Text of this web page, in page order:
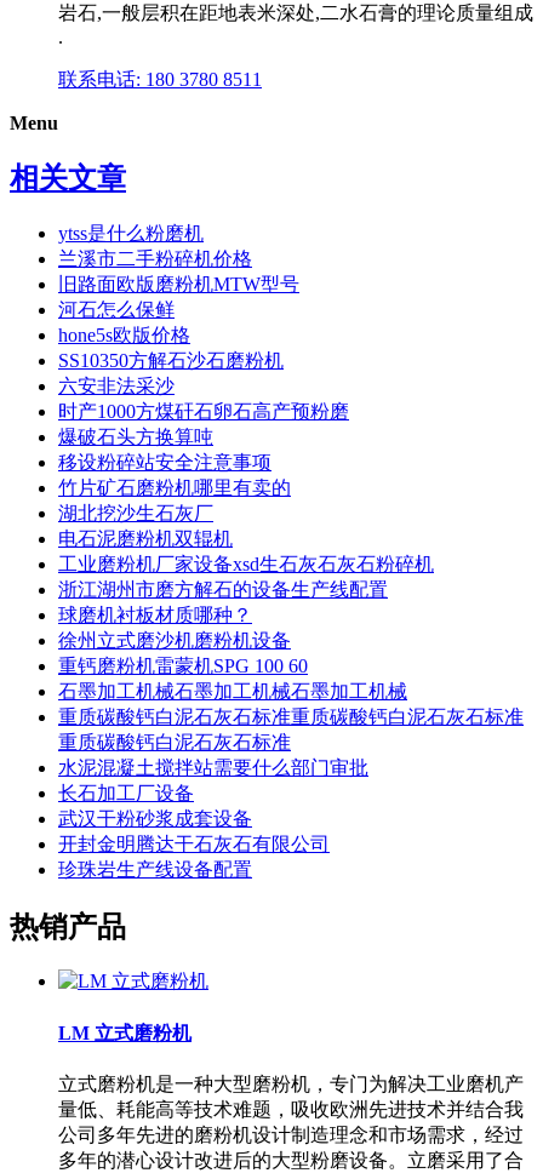
岩石,一般层积在距地表米深处,二水石膏的理论质量组成
.
联系电话: 180 3780 8511
Menu
相关文章
ytss是什么粉磨机
兰溪市二手粉碎机价格
旧路面欧版磨粉机MTW型号
河石怎么保鲜
hone5s欧版价格
SS10350方解石沙石磨粉机
六安非法采沙
时产1000方煤矸石卵石高产预粉磨
爆破石头方换算吨
移设粉碎站安全注意事项
竹片矿石磨粉机哪里有卖的
湖北挖沙生石灰厂
电石泥磨粉机双辊机
工业磨粉机厂家设备xsd生石灰石灰石粉碎机
浙江湖州市磨方解石的设备生产线配置
球磨机衬板材质哪种？
徐州立式磨沙机磨粉机设备
重钙磨粉机雷蒙机SPG 100 60
石墨加工机械石墨加工机械石墨加工机械
重质碳酸钙白泥石灰石标准重质碳酸钙白泥石灰石标准
重质碳酸钙白泥石灰石标准
水泥混凝土搅拌站需要什么部门审批
长石加工厂设备
武汉干粉砂浆成套设备
开封金明腾达干石灰石有限公司
珍珠岩生产线设备配置
热销产品
LM 立式磨粉机
立式磨粉机是一种大型磨粉机，专门为解决工业磨机产
量低、耗能高等技术难题，吸收欧洲先进技术并结合我
公司多年先进的磨粉机设计制造理念和市场需求，经过
多年的潜心设计改进后的大型粉磨设备。立磨采用了合